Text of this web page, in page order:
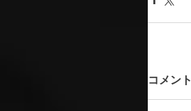
コメント